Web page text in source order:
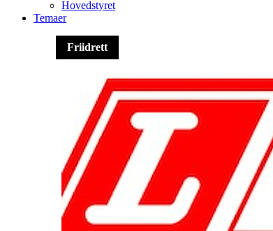
Hovedstyret
Temaer
Friidrett
Trim
Friidrett
Friidrett